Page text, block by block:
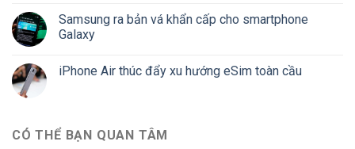
Samsung ra bản vá khẩn cấp cho smartphone
Galaxy
iPhone Air thúc đẩy xu hướng eSim toàn cầu
CÓ THỂ BẠN QUAN TÂM